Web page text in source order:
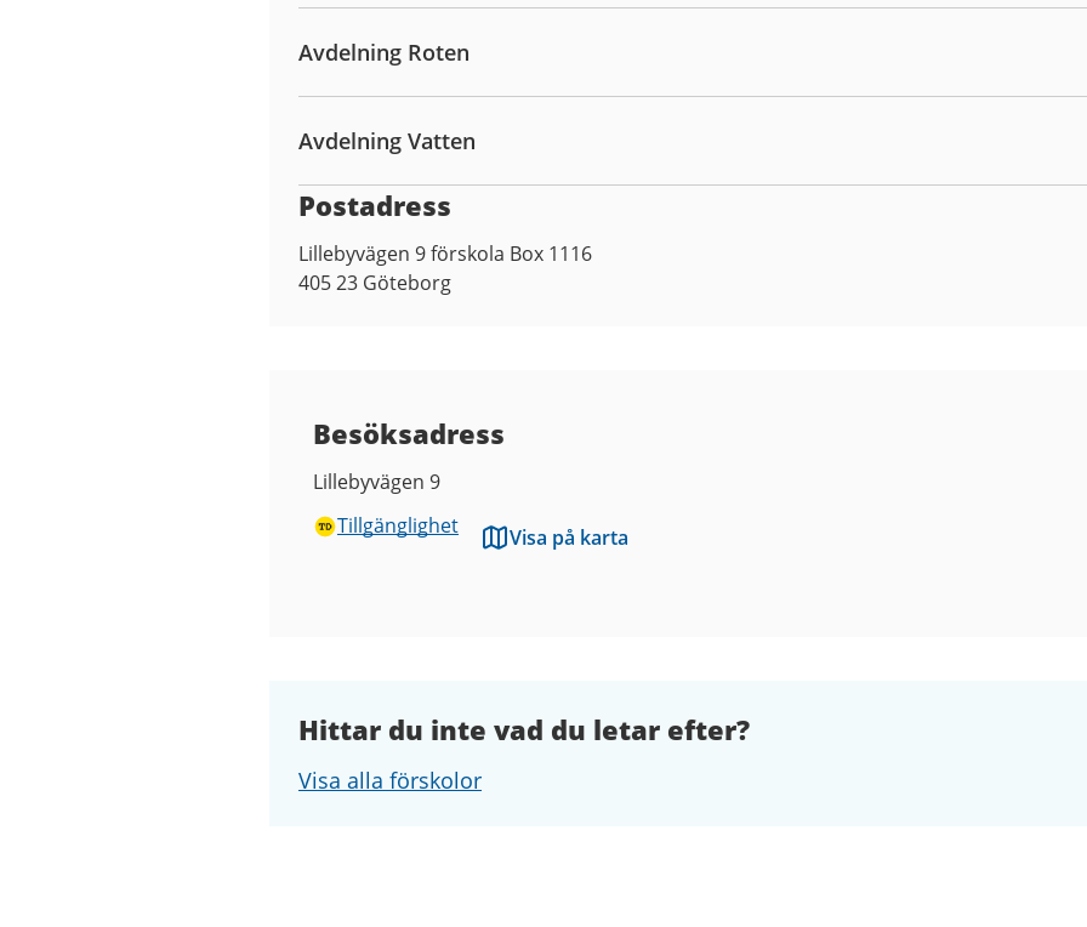
Avdelning Roten
Avdelning Vatten
Postadress
Lillebyvägen 9 förskola Box 1116
405 23 Göteborg
Besöksadress
Lillebyvägen 9
Tillgänglighet
Visa på karta
Hittar du inte vad du letar efter?
Visa alla förskolor